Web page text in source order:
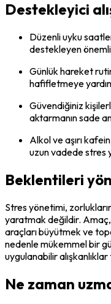
Destekleyici
Düzenli uyku
destekleyen önemli
Günlük hareket
hafifletmeye
Güvendiğiniz
aktarmanın sade
Alkol ve aşırı
uzun vadede stres
Beklentileri
Stres yönetimi,
yaratmak değildir.
araçları büyütmek ve
nedenle mükemmel bir
uygulanabilir
Ne zaman